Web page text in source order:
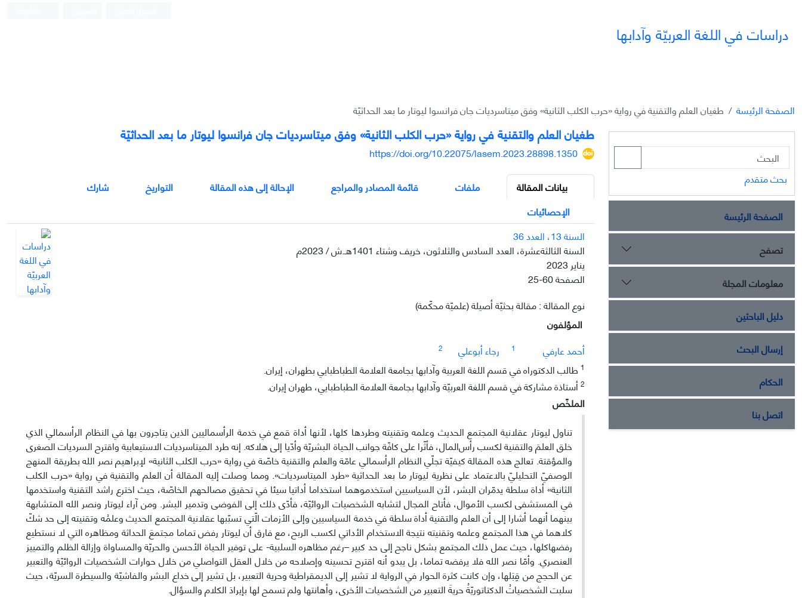
دراسات في اللغة العربيّة وآدابها
الصفحة الرئيسة طغیان العلم والتقنية في روایة «حرب الكلب الثانیة» وفق میتاسردیات جان فرانسوا ليوتار ما بعد الحداثیّة
طغیان العلم والتقنية في روایة «حرب الكلب الثانیة» وفق میتاسردیات جان فرانسوا ليوتار ما بعد الحداثیّة
https://doi.org/10.22075/lasem.2023.28898.1350
بيانات المقالة
ملفات قائمة المصادر والمراجع الإحالة إلى هذه المقالة التواريخ
شارك
الإحصائيات
السنة 13، العدد 36
السنة الثالثةعشرة، العدد السادس والثلاثون، خريف وشتاء 1401هـ.ش / 2023م
يناير 2023
الصفحة25-60
نوع المقالة : مقالة بحثيّة أصيلة (علميّة محكّمة)
المؤلفون
أحمد عارفي
1 رجاء أبوعلي
2
1 طالب الدكتوراه في قسم اللغة العربية وآدابها بجامعة العلامة الطباطبايي بطهران، إيران.
2أستاذة مشاركة في قسم اللغة العربيّة وآدابها بجامعة العلامة الطباطبايي، طهران إيران.
الملخّص
تناول لیوتار عقلانیة المجتمع الحدیث وعلمه وتقنيته وطردها کلها، لأنها أداة قمع في خدمة الرأسمالیین الذین یتاجرون بها في النظام الرأسمالي الذي
خلق العلمَ والتقنية لكسب رأس‌المال، فأثّرا على كافّة جوانب الحیاة البشریّة وأدّیا إلی هلاكه. إنه طرد المیتاسردیات الاستیعابیة واقترح السردیات الصغری
والمؤقتة. تعالج هذه المقالة كیفیّة تجلّي النظام الرأسمالي عامّة والعلم والتقنية خاصّة في روایة «حرب الكلب الثانیة» لإبراهیم نصر الله بطریقة المنهج
الوصفيّ التحلیليّ بالاعتماد علی نظریة ليوتار ما بعد الحداثیة «طرد المیتاسردیات». ومما وصلت إلیه المقالة أن العلم والتقنية في روایة «حرب الكلب
الثانیة» أداة سلطة یدمّران البشر، لأن السیاسیین استخدموهما استخداما أداتیا سیئا في تحقیق مصالحهم الخاصّة، حیث اخترع راشد التقنية واستخدمها
في المستشفی لكسب الأموال، فأتاح المجال لتشابه الشخصیات الروائیّة، فأدّى ذلك إلی الفوضی وتدمیر البشر. ومن آراء ليوتار ونصر الله المتشابهة
بینهما أنهما أشارا إلی أن العلم والتقنية أداة سلطة في خدمة السیاسیین وإلی الأزمات الّتي تسبّبها عقلانیة المجتمع الحدیث وعلمُه وتقنيته إلی حد شكّ
كلاهما في هذا المجتمع وعلمه وتقنيته نتیجة الاستخدام الأداتي لكسب الربح، مع فارق أن ليوتار رفض تماما مجتمعَ الحداثة ومظاهره التي لا نستطیع
رفضهاكلها، حيث عمل ذلك المجتمع بشكل ناجح إلی حد كبیر –رغم مظاهره السلبیة- على توفیر الحیاة الأحسن والحریّة والمساواة وإزالة الظلم والتمییز
العنصري. وأمّا نصر الله فلا يرفضه تماما، بل یبدو أنه اقترح تحسینه وإصلاحه من خلال العقل التواصلي من خلال حوارات الشخصیات الروائیّة والتعبیر
عن الحجج من قِبَلها، وإن كانت كثرة الحوار في الروایة لا تشير إلی الدیمقراطیة وحریة التعبیر، بل تشیر إلی خداع البشر والفاشیّة والسیطرة السریّة، حیث
سلبت الشخصیاتُ الدكتاتوریّةُ حریةَ التعبیر من الشخصیات الأخری، وأهانتها ولم تسمح لها بإیرادَ الكلام والسؤال.
بحث متقدم
الصفحة الرئيسة
تصفح
معلومات المجلة
دليل الباحثين
إرسال البحث
الحكام
اتصل بنا